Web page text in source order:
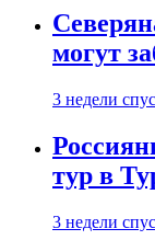
могут
3 недели
тур в
3 недели